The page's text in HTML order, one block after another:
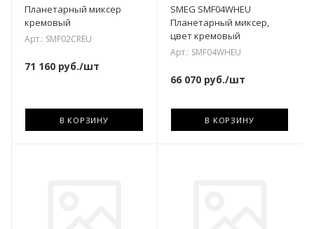
Планетарный миксер
кремовый
Арт.: SMF02CREU
71 160 руб./шт
В КОРЗИНУ
SMEG SMF04WHEU
Планетарный миксер,
цвет кремовый
Арт.: SMF04WHEU
66 070руб./шт
В КОРЗИНУ